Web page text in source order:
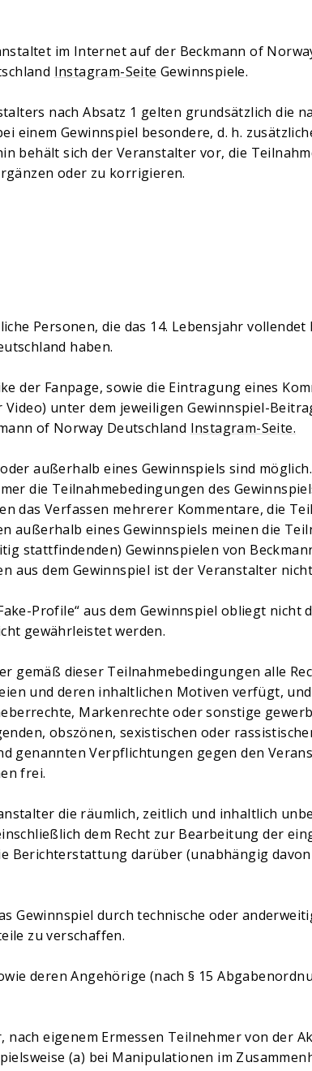
im Internet auf der Beckmann of
Instagram-Seite Gewinnspiele.
nach Absatz 1 gelten grundsätzlich die
einem Gewinnspiel besondere, d. h.
behält sich der Veranstalter vor, die
oder zu korrigieren.
Personen, die das 14. Lebensjahr
haben.
der Fanpage, sowie die Eintragung eines
unter dem jeweiligen Gewinnspiel-
of Norway Deutschland Instagram-Seite.
außerhalb eines Gewinnspiels sind
die Teilnahmebedingungen des
das Verfassen mehrerer Kommentare, die
außerhalb eines Gewinnspiels meinen die
stattfindenden) Gewinnspielen von
aus dem Gewinnspiel ist der Veranstalter
Profile“ aus dem Gewinnspiel obliegt nicht
gewährleistet werden.
gemäß dieser Teilnahmebedingungen alle
und deren inhaltlichen Motiven verfügt,
Markenrechte oder sonstige
obszönen, sexistischen oder
genannten Verpflichtungen gegen den
frei.
die räumlich, zeitlich und inhaltlich
dem Recht zur Bearbeitung der
Berichterstattung darüber (unabhängig davon
Gewinnspiel durch technische oder
zu verschaffen.
deren Angehörige (nach § 15
eigenem Ermessen Teilnehmer von der
(a) bei Manipulationen im